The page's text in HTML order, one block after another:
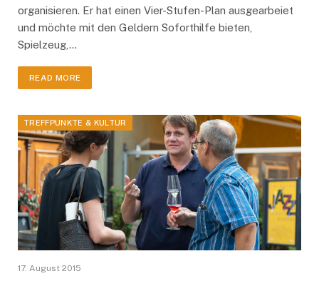
organisieren. Er hat einen Vier-Stufen-Plan ausgearbeiet
und möchte mit den Geldern Soforthilfe bieten,
Spielzeug,…
READ MORE
TREFFPUNKTE & KULTUR
17. August 2015